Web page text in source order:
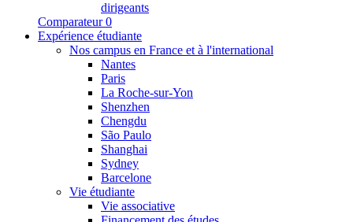
dirigeants
Comparateur 0
Expérience étudiante
Nos campus en France et à l'international
Nantes
Paris
La Roche-sur-Yon
Shenzhen
Chengdu
São Paulo
Shanghai
Sydney
Barcelone
Vie étudiante
Vie associative